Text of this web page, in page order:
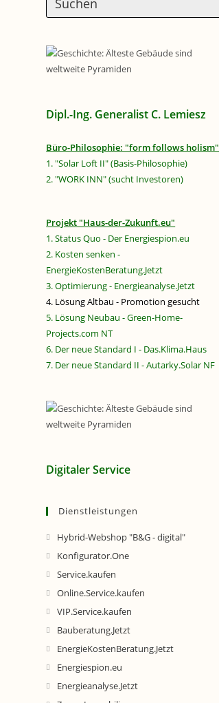
Dipl.-Ing. Generalist C. Lemiesz
Büro-Philosophie: "form follows holism"
1. "Solar Loft II" (Basis-Philosophie)
2. "WORK INN" (sucht Investoren)
Projekt "Haus-der-Zukunft.eu"
1. Status Quo - Der Energiespion.eu
2. Kosten senken -
EnergieKostenBeratung.Jetzt
3. Optimierung - Energieanalyse.Jetzt
4. Lösung Altbau - Promotion gesucht
5. Lösung Neubau - Green-Home-
Projects.com NT
6. Der neue Standard I - Das.Klima.Haus
7. Der neue Standard II - Autarky.Solar NF
Digitaler Service
Dienstleistungen
Hybrid-Webshop "B&G - digital"
Konfigurator.One
Service.kaufen
Online.Service.kaufen
VIP.Service.kaufen
Bauberatung.Jetzt
EnergieKostenBeratung.Jetzt
Energiespion.eu
Energieanalyse.Jetzt